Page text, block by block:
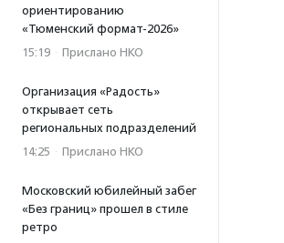
ориентированию
«Тюменский формат-2026»
15:19 · Прислано НКО
Организация «Радость»
открывает сеть
региональных подразделений
14:25 · Прислано НКО
Московский юбилейный забег
«Без границ» прошел в стиле
ретро